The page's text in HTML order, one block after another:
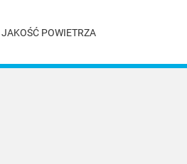
JAKOŚĆ POWIETRZA